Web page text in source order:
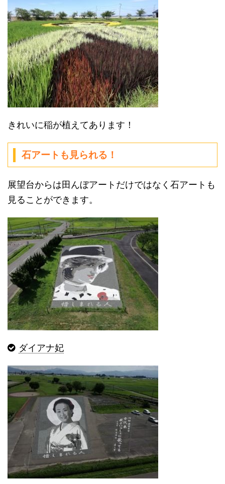
きれいに稲が植えてあります！
石アートも見られる！
展望台からは田んぼアートだけではなく石アートも
見ることができます。
ダイアナ妃